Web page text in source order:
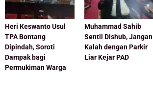
Heri Keswanto Usul
TPA Bontang
Dipindah, Soroti
Dampak bagi
Permukiman Warga
Muhammad Sahib
Sentil Dishub, Jangan
Kalah dengan Parkir
Liar Kejar PAD